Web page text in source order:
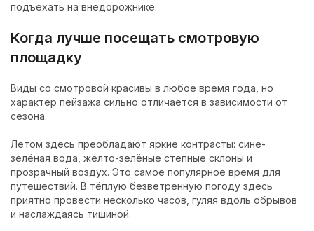
подъехать на внедорожнике.
Когда лучше посещать смотровую
площадку
Виды со смотровой красивы в любое время года, но
характер пейзажа сильно отличается в зависимости от
сезона.
Летом здесь преобладают яркие контрасты: сине-
зелёная вода, жёлто-зелёные степные склоны и
прозрачный воздух. Это самое популярное время для
путешествий. В тёплую безветренную погоду здесь
приятно провести несколько часов, гуляя вдоль обрывов
и наслаждаясь тишиной.